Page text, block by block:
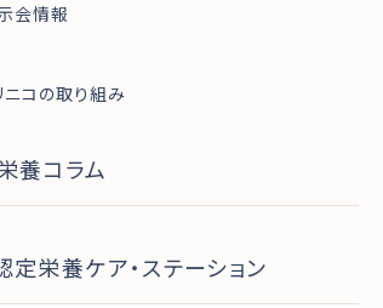
会情報
コの取り組み
養コラム
定栄養ケア・ステーション